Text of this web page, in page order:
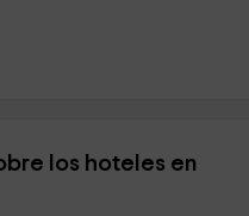
los hoteles en